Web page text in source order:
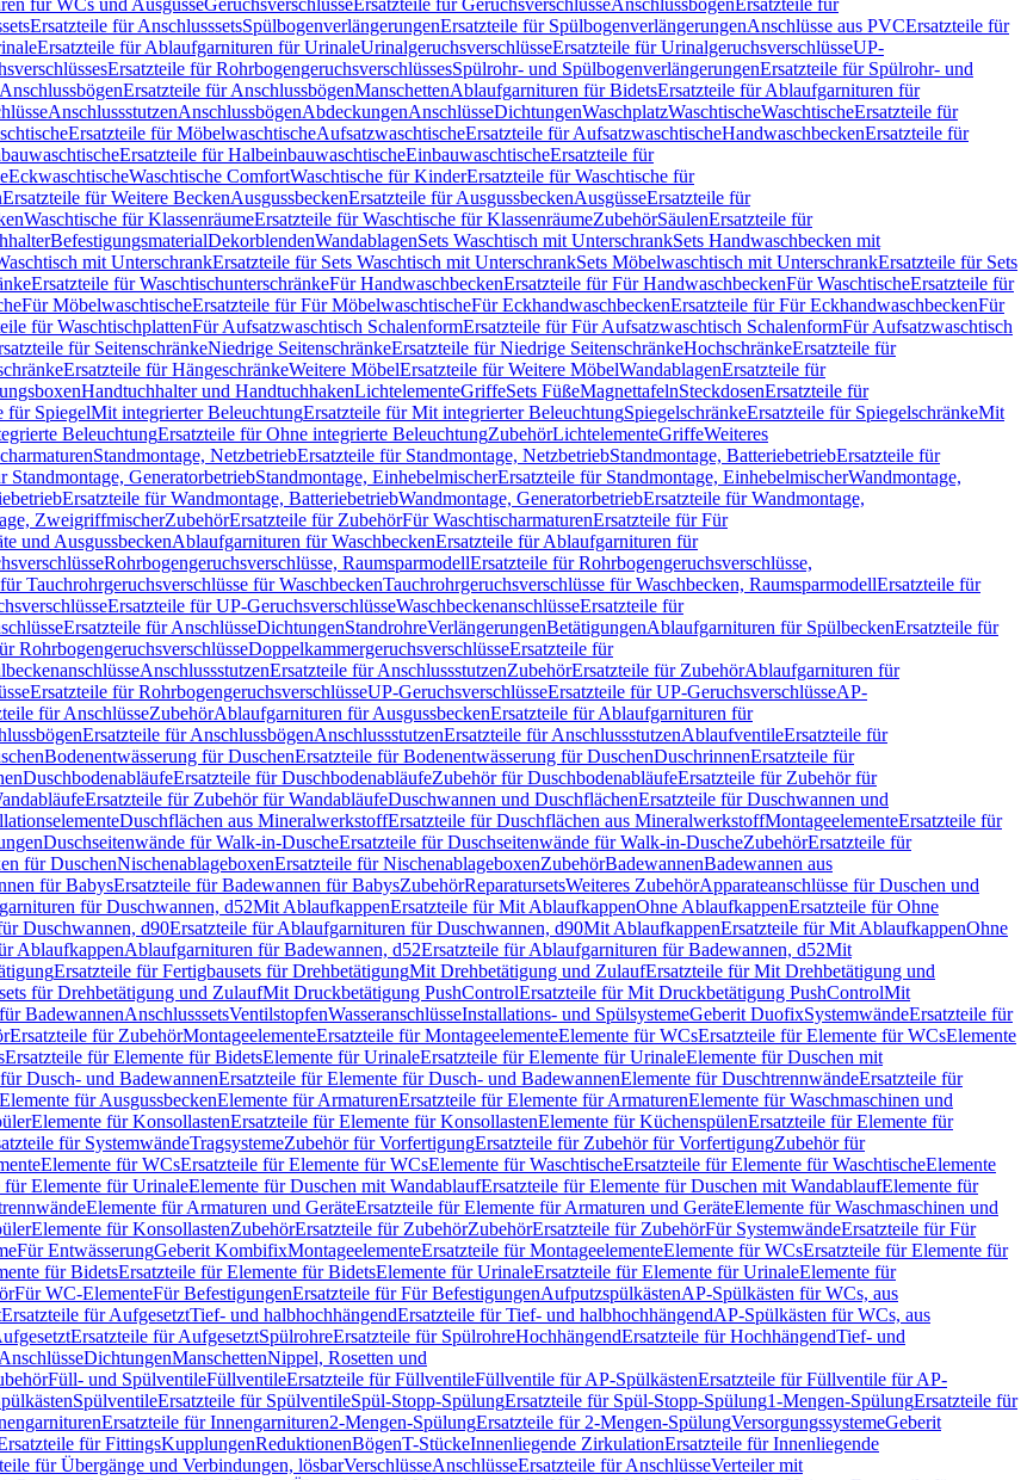
für WCs und AusgüsseGeruchsverschlüsseErsatzteile für GeruchsverschlüsseAnschlussbögenErsatzteile für
Ersatzteile für AnschlusssetsSpülbogenverlängerungenErsatzteile für SpülbogenverlängerungenAnschlüsse aus PVCErsatzteile für
Ersatzteile für Ablaufgarnituren für UrinaleUrinalgeruchsverschlüsseErsatzteile für UrinalgeruchsverschlüsseUP-
Ersatzteile für RohrbogengeruchsverschlüssesSpülrohr- und SpülbogenverlängerungenErsatzteile für Spülrohr- und
AnschlussbögenErsatzteile für AnschlussbögenManschettenAblaufgarnituren für BidetsErsatzteile für Ablaufgarnituren für
AnschlussstutzenAnschlussbögenAbdeckungenAnschlüsseDichtungenWaschplatzWaschtischeWaschtischeErsatzteile für
Ersatzteile für MöbelwaschtischeAufsatzwaschtischeErsatzteile für AufsatzwaschtischeHandwaschbeckenErsatzteile für
Ersatzteile für HalbeinbauwaschtischeEinbauwaschtischeErsatzteile für
EckwaschtischeWaschtische ComfortWaschtische für KinderErsatzteile für Waschtische für
Ersatzteile für Weitere BeckenAusgussbeckenErsatzteile für AusgussbeckenAusgüsseErsatzteile für
Waschtische für KlassenräumeErsatzteile für Waschtische für KlassenräumeZubehörSäulenErsatzteile für
BefestigungsmaterialDekorblendenWandablagenSets Waschtisch mit UnterschrankSets Handwaschbecken mit
mit UnterschrankErsatzteile für Sets Waschtisch mit UnterschrankSets Möbelwaschtisch mit UnterschrankErsatzteile für Sets
Ersatzteile für WaschtischunterschränkeFür HandwaschbeckenErsatzteile für Für HandwaschbeckenFür WaschtischeErsatzteile für
Für MöbelwaschtischeErsatzteile für Für MöbelwaschtischeFür EckhandwaschbeckenErsatzteile für Für EckhandwaschbeckenFür
für WaschtischplattenFür Aufsatzwaschtisch SchalenformErsatzteile für Für Aufsatzwaschtisch SchalenformFür Aufsatzwaschtisch
für SeitenschränkeNiedrige SeitenschränkeErsatzteile für Niedrige SeitenschränkeHochschränkeErsatzteile für
Ersatzteile für HängeschränkeWeitere MöbelErsatzteile für Weitere MöbelWandablagenErsatzteile für
Handtuchhalter und HandtuchhakenLichtelementeGriffeSets FüßeMagnettafelnSteckdosenErsatzteile für
für SpiegelMit integrierter BeleuchtungErsatzteile für Mit integrierter BeleuchtungSpiegelschränkeErsatzteile für SpiegelschränkeMit
BeleuchtungErsatzteile für Ohne integrierte BeleuchtungZubehörLichtelementeGriffeWeiteres
Standmontage, NetzbetriebErsatzteile für Standmontage, NetzbetriebStandmontage, BatteriebetriebErsatzteile für
Standmontage, GeneratorbetriebStandmontage, EinhebelmischerErsatzteile für Standmontage, EinhebelmischerWandmontage,
Ersatzteile für Wandmontage, BatteriebetriebWandmontage, GeneratorbetriebErsatzteile für Wandmontage,
ZweigriffmischerZubehörErsatzteile für ZubehörFür WaschtischarmaturenErsatzteile für Für
und AusgussbeckenAblaufgarnituren für WaschbeckenErsatzteile für Ablaufgarnituren für
Rohrbogengeruchsverschlüsse, RaumsparmodellErsatzteile für Rohrbogengeruchsverschlüsse,
Tauchrohrgeruchsverschlüsse für WaschbeckenTauchrohrgeruchsverschlüsse für Waschbecken, RaumsparmodellErsatzteile für
Ersatzteile für UP-GeruchsverschlüsseWaschbeckenanschlüsseErsatzteile für
Ersatzteile für AnschlüsseDichtungenStandrohreVerlängerungenBetätigungenAblaufgarnituren für SpülbeckenErsatzteile für
RohrbogengeruchsverschlüsseDoppelkammergeruchsverschlüsseErsatzteile für
AnschlussstutzenErsatzteile für AnschlussstutzenZubehörErsatzteile für ZubehörAblaufgarnituren für
Ersatzteile für RohrbogengeruchsverschlüsseUP-GeruchsverschlüsseErsatzteile für UP-GeruchsverschlüsseAP-
für AnschlüsseZubehörAblaufgarnituren für AusgussbeckenErsatzteile für Ablaufgarnituren für
Ersatzteile für AnschlussbögenAnschlussstutzenErsatzteile für AnschlussstutzenAblaufventileErsatzteile für
Bodenentwässerung für DuschenErsatzteile für Bodenentwässerung für DuschenDuschrinnenErsatzteile für
DuschbodenabläufeErsatzteile für DuschbodenabläufeZubehör für DuschbodenabläufeErsatzteile für Zubehör für
Ersatzteile für Zubehör für WandabläufeDuschwannen und DuschflächenErsatzteile für Duschwannen und
Duschflächen aus MineralwerkstoffErsatzteile für Duschflächen aus MineralwerkstoffMontageelementeErsatzteile für
Duschseitenwände für Walk-in-DuscheErsatzteile für Duschseitenwände für Walk-in-DuscheZubehörErsatzteile für
für DuschenNischenablageboxenErsatzteile für NischenablageboxenZubehörBadewannenBadewannen aus
für BabysErsatzteile für Badewannen für BabysZubehörReparatursetsWeiteres ZubehörApparateanschlüsse für Duschen und
für Duschwannen, d52Mit AblaufkappenErsatzteile für Mit AblaufkappenOhne AblaufkappenErsatzteile für Ohne
Duschwannen, d90Ersatzteile für Ablaufgarnituren für Duschwannen, d90Mit AblaufkappenErsatzteile für Mit AblaufkappenOhne
AblaufkappenAblaufgarnituren für Badewannen, d52Ersatzteile für Ablaufgarnituren für Badewannen, d52Mit
Ersatzteile für Fertigbausets für DrehbetätigungMit Drehbetätigung und ZulaufErsatzteile für Mit Drehbetätigung und
für Drehbetätigung und ZulaufMit Druckbetätigung PushControlErsatzteile für Mit Druckbetätigung PushControlMit
BadewannenAnschlusssetsVentilstopfenWasseranschlüsseInstallations- und SpülsystemeGeberit DuofixSystemwändeErsatzteile für
Ersatzteile für ZubehörMontageelementeErsatzteile für MontageelementeElemente für WCsErsatzteile für Elemente für WCsElemente
Ersatzteile für Elemente für BidetsElemente für UrinaleErsatzteile für Elemente für UrinaleElemente für Duschen mit
Dusch- und BadewannenErsatzteile für Elemente für Dusch- und BadewannenElemente für DuschtrennwändeErsatzteile für
für AusgussbeckenElemente für ArmaturenErsatzteile für Elemente für ArmaturenElemente für Waschmaschinen und
Elemente für KonsollastenErsatzteile für Elemente für KonsollastenElemente für KüchenspülenErsatzteile für Elemente für
für SystemwändeTragsystemeZubehör für VorfertigungErsatzteile für Zubehör für VorfertigungZubehör für
Elemente für WCsErsatzteile für Elemente für WCsElemente für WaschtischeErsatzteile für Elemente für WaschtischeElemente
für Elemente für UrinaleElemente für Duschen mit WandablaufErsatzteile für Elemente für Duschen mit WandablaufElemente für
Elemente für Armaturen und GeräteErsatzteile für Elemente für Armaturen und GeräteElemente für Waschmaschinen und
Elemente für KonsollastenZubehörErsatzteile für ZubehörZubehörErsatzteile für ZubehörFür SystemwändeErsatzteile für Für
Für EntwässerungGeberit KombifixMontageelementeErsatzteile für MontageelementeElemente für WCsErsatzteile für Elemente für
für BidetsErsatzteile für Elemente für BidetsElemente für UrinaleErsatzteile für Elemente für UrinaleElemente für
Für WC-ElementeFür BefestigungenErsatzteile für Für BefestigungenAufputzspülkästenAP-Spülkästen für WCs, aus
Ersatzteile für AufgesetztTief- und halbhochhängendErsatzteile für Tief- und halbhochhängendAP-Spülkästen für WCs, aus
Ersatzteile für AufgesetztSpülrohreErsatzteile für SpülrohreHochhängendErsatzteile für HochhängendTief- und
DichtungenManschettenNippel, Rosetten und
Füll- und SpülventileFüllventileErsatzteile für FüllventileFüllventile für AP-SpülkästenErsatzteile für Füllventile für AP-
SpülventileErsatzteile für SpülventileSpül-Stopp-SpülungErsatzteile für Spül-Stopp-Spülung1-Mengen-SpülungErsatzteile für
Ersatzteile für Innengarnituren2-Mengen-SpülungErsatzteile für 2-Mengen-SpülungVersorgungssystemeGeberit
für FittingsKupplungenReduktionenBögenT-StückeInnenliegende ZirkulationErsatzteile für Innenliegende
für Übergänge und Verbindungen, lösbarVerschlüsseAnschlüsseErsatzteile für AnschlüsseVerteiler mit